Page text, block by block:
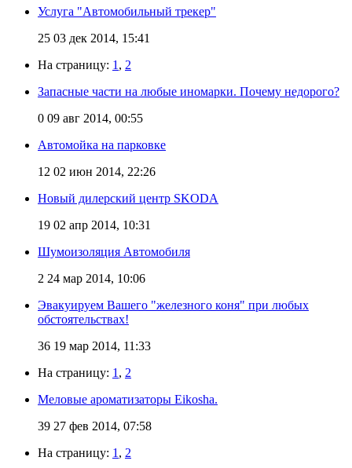
Услуга "Автомобильный трекер"
25 03 дек 2014, 15:41
На страницу: 1 , 2
Запасные части на любые иномарки. Почему недорого?
0 09 авг 2014, 00:55
Автомойка на парковке
12 02 июн 2014, 22:26
Новый дилерский центр SKODA
19 02 апр 2014, 10:31
Шумоизоляция Автомобиля
2 24 мар 2014, 10:06
Эвакуируем Вашего "железного коня" при любых
обстоятельствах!
36 19 мар 2014, 11:33
На страницу: 1 , 2
Меловые ароматизаторы Eikosha.
39 27 фев 2014, 07:58
На страницу: 1 , 2